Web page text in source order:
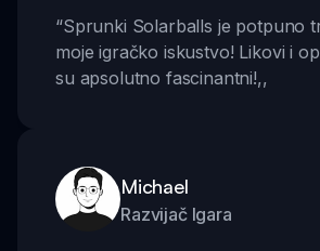
“Sprunki Solarballs je potpuno
moje igračko iskustvo! Likovi i
su apsolutno fascinantni!,,
Michael
Razvijač Igara